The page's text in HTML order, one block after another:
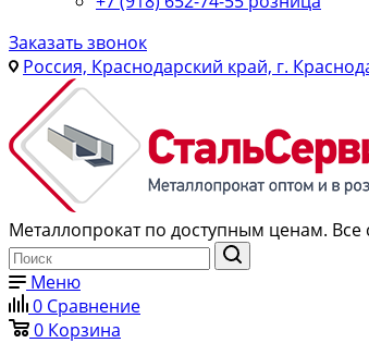
Заказать звонок
Россия, Краснодарский край, г.
Металлопрокат по доступным ценам. Все
Меню
0 Сравнение
0 Корзина